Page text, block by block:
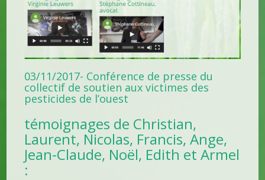
03/11/2017- Conférence de presse du
collectif de soutien aux victimes des
pesticides de l’ouest
témoignages de Christian,
Laurent, Nicolas, Francis, Ange,
Jean-Claude, Noël, Edith et Armel
: